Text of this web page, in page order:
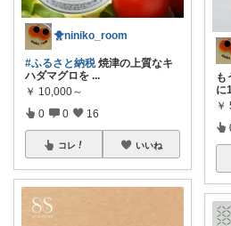
🐥niniko_room
#ふるさと納税焼津の上質なキ
ハダマグロを ...
￥ 10,000～
0 0 16
コレ いいね
も
に
￥